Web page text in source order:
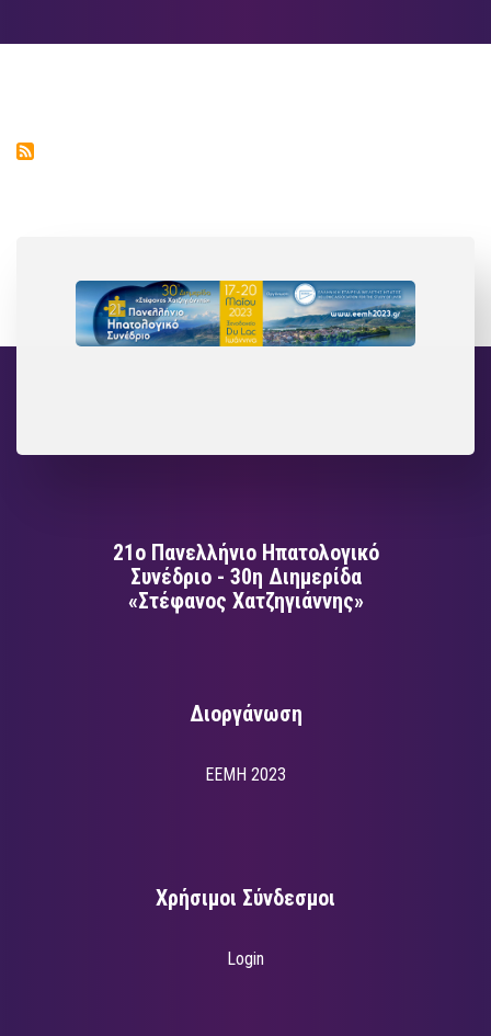
21ο Πανελλήνιο Ηπατολογικό
Συνέδριο - 30η Διημερίδα
«Στέφανος Χατζηγιάννης»
Διοργάνωση
EEMH 2023
Χρήσιμοι Σύνδεσμοι
Login